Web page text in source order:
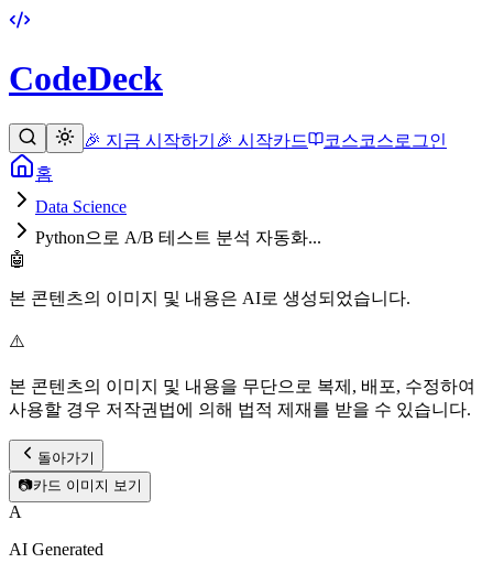
CodeDeck
🎉 지금 시작하기 🎉 시작카드 코스코스로그인
홈
Data Science
Python으로 A/B 테스트 분석 자동화...
🤖
본 콘텐츠의 이미지 및 내용은 AI로 생성되었습니다.
⚠️
본 콘텐츠의 이미지 및 내용을 무단으로 복제, 배포, 수정하여
사용할 경우 저작권법에 의해 법적 제재를 받을 수 있습니다.
돌아가기
📷카드 이미지 보기
A
AI Generated